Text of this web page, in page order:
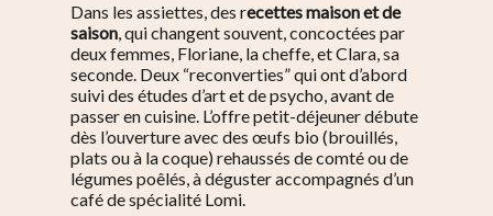
Dans les assiettes, des recettes maison et de
saison, qui changent souvent, concoctées par
deux femmes, Floriane, la cheffe, et Clara, sa
seconde. Deux “reconverties” qui ont d’abord
suivi des études d’art et de psycho, avant de
passer en cuisine. L’offre petit-déjeuner débute
dès l’ouverture avec des œufs bio (brouillés,
plats ou à la coque) rehaussés de comté ou de
légumes poêlés, à déguster accompagnés d’un
café de spécialité Lomi.